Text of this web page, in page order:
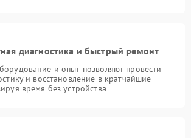
диагностика и быстрый ремонт
и опыт позволяют провести
и восстановление в кратчайшие
время без устройства